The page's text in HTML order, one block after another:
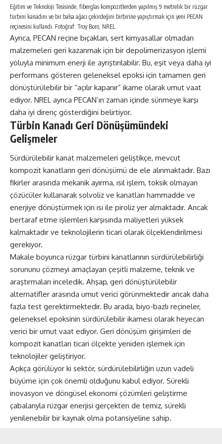
Eğitim ve Teknoloji Tesisinde, fiberglas kompozitlerden yapılmış 9 metrelik bir rüzgar
türbini kanadını ve bir balsa ağacı çekirdeğini birbirine yapıştırmak için yeni PECAN
reçinesini kullandı. Fotoğraf: Troy Boro, NREL
Ayrıca, PECAN reçine bıçakları, sert kimyasallar olmadan
malzemeleri geri kazanmak için bir depolimerizasyon işlemi
yoluyla minimum enerji ile ayrıştırılabilir. Bu, eşit veya daha iyi
performans gösteren geleneksel epoksi için tamamen geri
dönüştürülebilir bir “açılır kapanır” ikame olarak umut vaat
ediyor. NREL ayrıca PECAN’ın zaman içinde sünmeye karşı
daha iyi direnç gösterdiğini belirtiyor.
Türbin Kanadı Geri Dönüşümündeki
Gelişmeler
Sürdürülebilir kanat malzemeleri geliştikçe, mevcut
kompozit kanatların geri dönüşümü de ele alınmaktadır. Bazı
fikirler arasında mekanik ayırma, ısıl işlem, toksik olmayan
çözücüler kullanarak solvoliz ve kanatları hammadde ve
enerjiye dönüştürmek için ısı ile piroliz yer almaktadır. Ancak
bertaraf etme işlemleri karşısında maliyetleri yüksek
kalmaktadır ve teknolojilerin ticari olarak ölçeklendirilmesi
gerekiyor.
Makale boyunca rüzgar türbini kanatlarının sürdürülebilirliği
sorununu çözmeyi amaçlayan çeşitli malzeme, teknik ve
araştırmaları inceledik. Ahşap, geri dönüştürülebilir
alternatifler arasında umut verici görünmektedir ancak daha
fazla test gerektirmektedir. Bu arada, biyo-bazlı reçineler,
geleneksel epoksinin sürdürülebilir ikamesi olarak heyecan
verici bir umut vaat ediyor. Geri dönüşüm girişimleri de
kompozit kanatları ticari ölçekte yeniden işlemek için
teknolojiler geliştiriyor.
Açıkça görülüyor ki sektör, sürdürülebilirliğin uzun vadeli
büyüme için çok önemli olduğunu kabul ediyor. Sürekli
inovasyon ve döngüsel ekonomi çözümleri geliştirme
çabalarıyla rüzgar enerjisi gerçekten de temiz, sürekli
yenilenebilir bir kaynak olma potansiyeline sahip.